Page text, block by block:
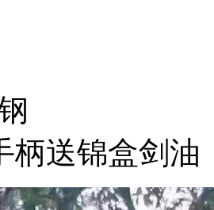
柄送锦盒剑油